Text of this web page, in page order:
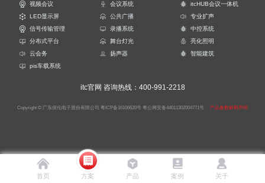
视频会议 会议系统
itcHUB会议一体机
LED显示屏
公共广播
专业扩声
信号传输管理
录播系统
中控系统
分布式平台
舞台灯光
亮化照明
云会务
扬声器
智能建筑
pis车载系统
itc官网 咨询热线：400-991-2218
Copyright © 广东保伦电子股份有限公司 粤ICP备16106620号 粤公网安备44011302004771号 产品参数解释声明
首页 方案 产品 案例 关于